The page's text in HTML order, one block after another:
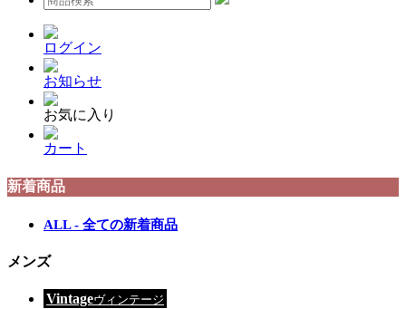
ログイン
お知らせ
お気に入り
カート
新着商品
ALL - 全ての新着商品
メンズ
Vintageヴィンテージ